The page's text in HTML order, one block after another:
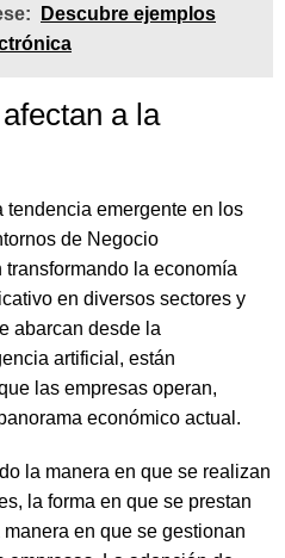
Descubre ejemplos
a la
tendencia emergente en los
de Negocio
la economía
en diversos sectores y
abarcan desde la
artificial, están
las empresas operan,
económico actual.
la manera en que se realizan
la forma en que se prestan
en que se gestionan